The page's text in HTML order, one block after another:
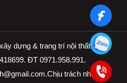
dựng & trang trí nội thất Hòa
ĐT 0971.958.991.
ịu trách nhiệm